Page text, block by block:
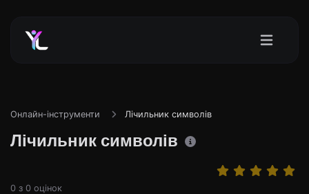
Онлайн-інструменти Лічильник символів
Лічильник символів
0 з 0 оцінок